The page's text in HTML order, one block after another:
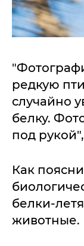
редкую
случайно
белку.
под
Как
белки-
животные.